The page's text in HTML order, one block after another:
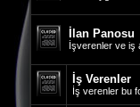
İlan Panosu
İşverenler ve iş
İş Verenler
İş verenler bu